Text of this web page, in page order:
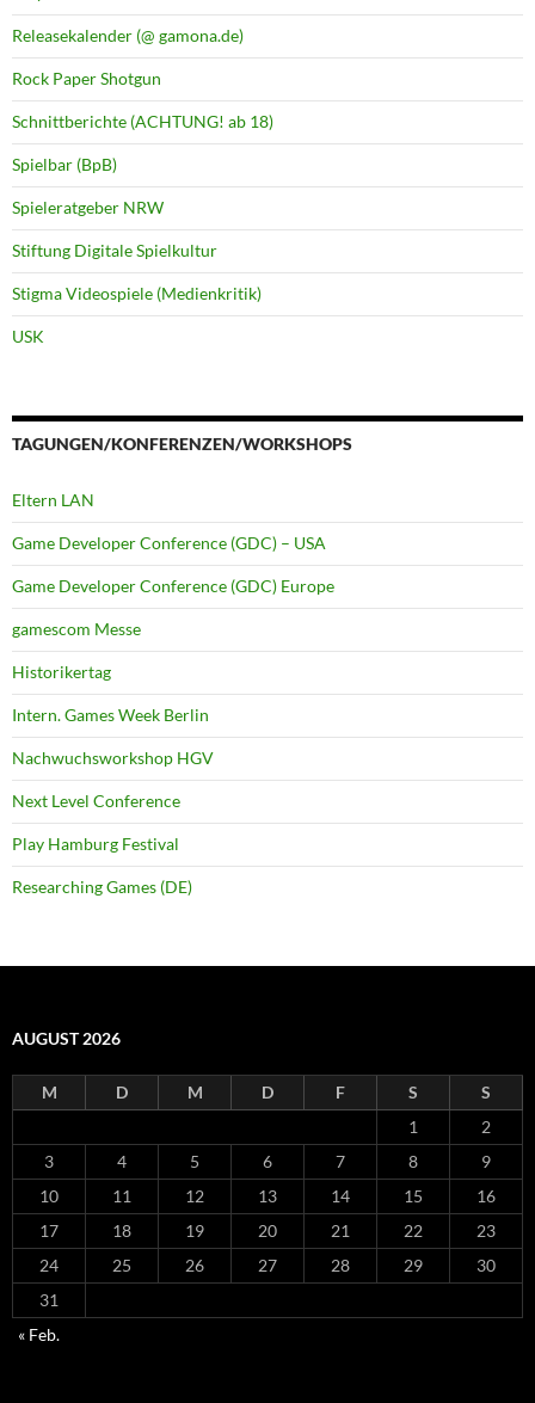
Releasekalender (@ gamona.de)
Rock Paper Shotgun
Schnittberichte (ACHTUNG! ab 18)
Spielbar (BpB)
Spieleratgeber NRW
Stiftung Digitale Spielkultur
Stigma Videospiele (Medienkritik)
USK
TAGUNGEN/KONFERENZEN/WORKSHOPS
Eltern LAN
Game Developer Conference (GDC) – USA
Game Developer Conference (GDC) Europe
gamescom Messe
Historikertag
Intern. Games Week Berlin
Nachwuchsworkshop HGV
Next Level Conference
Play Hamburg Festival
Researching Games (DE)
AUGUST 2026
M D M D F S
S
1
2
3
4 5 6 7 8
9
10
11 12 13 14 15
16
17
18 19 20 21 22
23
24
25 26 27 28 29
30
31
« Feb.